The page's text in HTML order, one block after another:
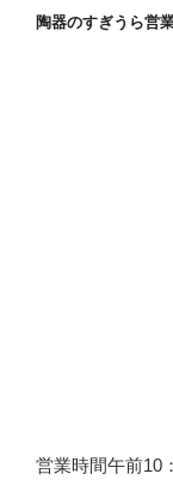
陶器のすぎうら営
営業時間午前10